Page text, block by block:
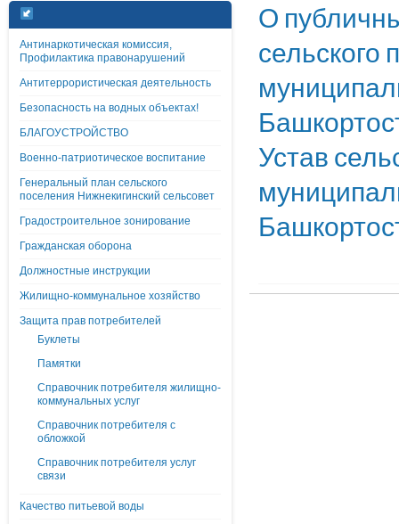
Антинаркотическая комиссия,
Профилактика правонарушений
Антитеррористическая деятельность
Безопасность на водных объектах!
БЛАГОУСТРОЙСТВО
Военно-патриотическое воспитание
Генеральный план сельского
поселения Нижнекигинский сельсовет
Градостроительное зонирование
Гражданская оборона
Должностные инструкции
Жилищно-коммунальное хозяйство
Защита прав потребителей
Буклеты
Памятки
Справочник потребителя жилищно-
коммунальных услуг
Справочник потребителя с
обложкой
Справочник потребителя услуг
связи
Качество питьевой воды
О
сельского
Устав